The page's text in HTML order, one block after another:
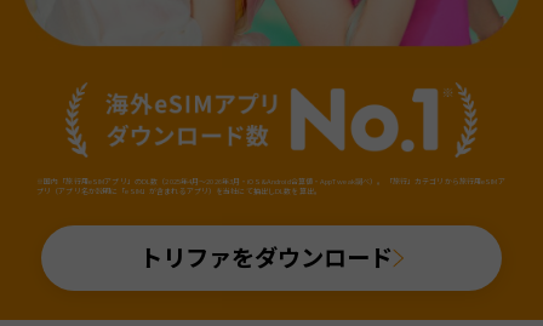
※国内「旅行用eSIMアプリ」のDL数（2025年4月～2026年3月・iOS&Android合算値・AppTweak調べ）。「旅行」カテゴリから旅行用eSIMア
プリ（アプリ名か説明に「eSIM」が含まれるアプリ）を当社にて抽出しDL数を算出。
トリファをダウンロード